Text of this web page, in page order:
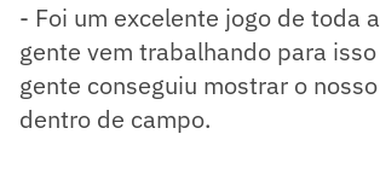
- Foi um excelente jogo de toda
gente vem trabalhando para
gente conseguiu mostrar o
dentro de campo.